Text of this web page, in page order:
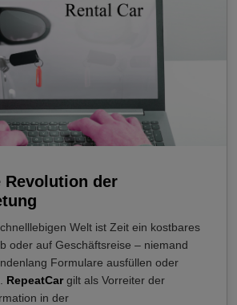
Revolution der
Welt ist Zeit ein kostbares
oder auf Geschäftsreise – niemand
Formulare ausfüllen oder
RepeatCargilt als Vorreiter der
in der